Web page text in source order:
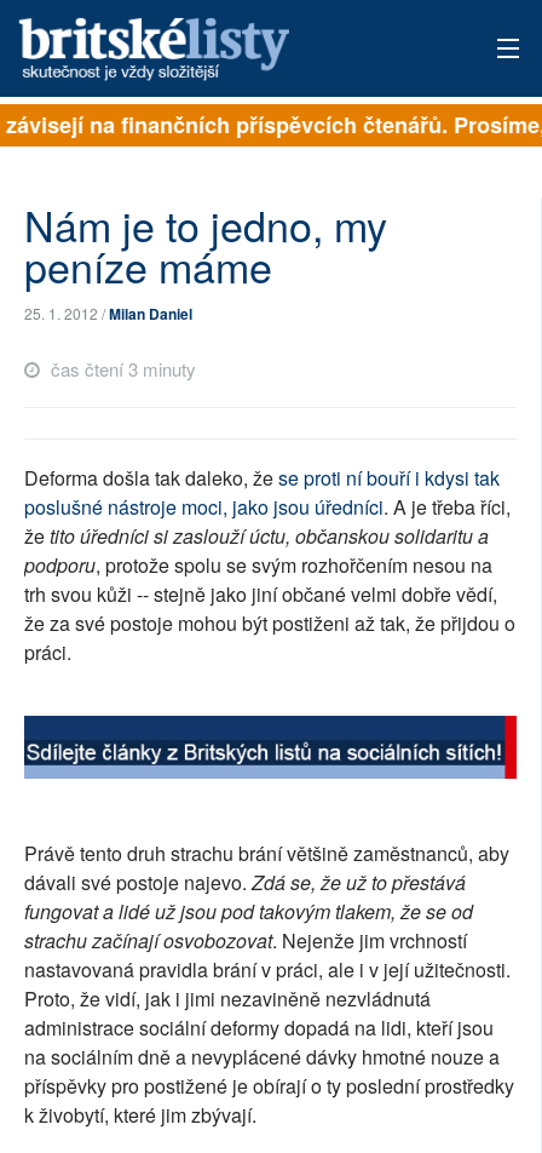
PŘIHLÁSIT
ARCHIV
ROZHOVORY
PŘÍSPĚVKY NA PROVOZ
SOCIÁLNÍ SÍTĚ
RUBRIKY
na finančních příspěvcích čtenářů.
Nám je to jedno, my
peníze máme
25. 1. 2012 /Milan Daniel
čas čtení 3 minuty
Deforma došla tak daleko, žese proti ní bouří i kdysi tak
poslušné nástroje moci, jako jsou úředníci. A je třeba říci,
žetito úředníci si zaslouží úctu, občanskou solidaritu a
podporu, protože spolu se svým rozhořčením nesou na
trh svou kůži -- stejně jako jiní občané velmi dobře vědí,
že za své postoje mohou být postiženi až tak, že přijdou o
práci.
Právě tento druh strachu brání většině zaměstnanců, aby
dávali své postoje najevo.Zdá se, že už to přestává
fungovat a lidé už jsou pod takovým tlakem, že se od
strachu začínají osvobozovat. Nejenže jim vrchností
nastavovaná pravidla brání v práci, ale i v její užitečnosti.
Proto, že vidí, jak i jimi nezaviněně nezvládnutá
administrace sociální deformy dopadá na lidi, kteří jsou
na sociálním dně a nevyplácené dávky hmotné nouze a
příspěvky pro postižené je obírají o ty poslední prostředky
k živobytí, které jim zbývají.